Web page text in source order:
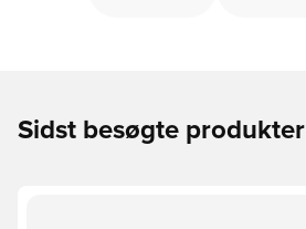
Sidst besøgte produkter